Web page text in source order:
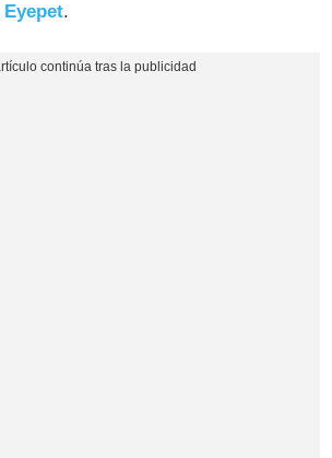
Eyepet.